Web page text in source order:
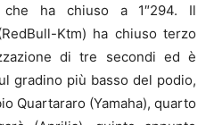
che ha chiuso a 1″294. Il
Ktm) ha chiuso terzo
di tre secondi ed è
gradino più basso del podio,
Quartararo (Yamaha), quarto